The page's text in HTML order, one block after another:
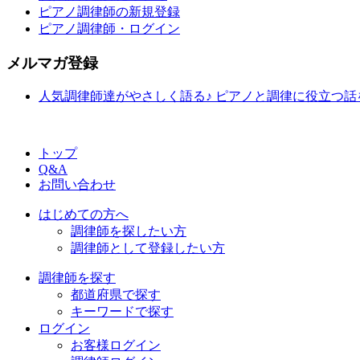
ピアノ調律師の新規登録
ピアノ調律師・ログイン
メルマガ登録
人気調律師達がやさしく語る♪ ピアノと調律に役立つ話
トップ
Q&A
お問い合わせ
はじめての方へ
調律師を探したい方
調律師として登録したい方
調律師を探す
都道府県で探す
キーワードで探す
ログイン
お客様ログイン